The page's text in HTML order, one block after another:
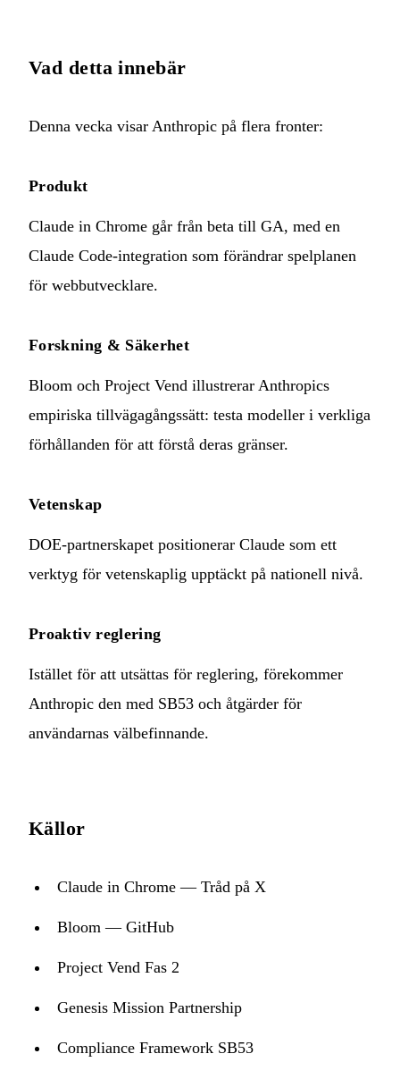
Vad detta innebär
Denna vecka visar Anthropic på flera fronter:
Produkt
Claude in Chrome går från beta till GA, med en
Claude Code-integration som förändrar spelplanen
för webbutvecklare.
Forskning & Säkerhet
Bloom och Project Vend illustrerar Anthropics
empiriska tillvägagångssätt: testa modeller i verkliga
förhållanden för att förstå deras gränser.
Vetenskap
DOE-partnerskapet positionerar Claude som ett
verktyg för vetenskaplig upptäckt på nationell nivå.
Proaktiv reglering
Istället för att utsättas för reglering, förekommer
Anthropic den med SB53 och åtgärder för
användarnas välbefinnande.
Källor
Claude in Chrome — Tråd på X
Bloom — GitHub
Project Vend Fas 2
Genesis Mission Partnership
Compliance Framework SB53